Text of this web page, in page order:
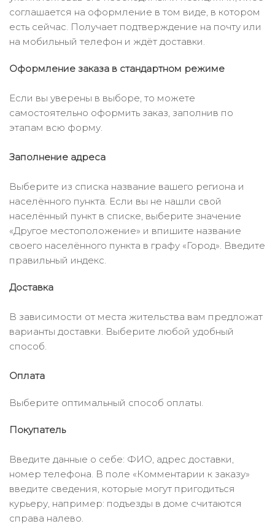
соглашается на оформление в том виде, в котором
есть сейчас. Получает подтверждение на почту или
на мобильный телефон и ждёт доставки.
Оформление заказа в стандартном режиме
Если вы уверены в выборе, то можете
самостоятельно оформить заказ, заполнив по
этапам всю форму.
Заполнение адреса
Выберите из списка название вашего региона и
населённого пункта. Если вы не нашли свой
населённый пункт в списке, выберите значение
«Другое местоположение» и впишите название
своего населённого пункта в графу «Город». Введите
правильный индекс.
Доставка
В зависимости от места жительства вам предложат
варианты доставки. Выберите любой удобный
способ.
Оплата
Выберите оптимальный способ оплаты.
Покупатель
Введите данные о себе: ФИО, адрес доставки,
номер телефона. В поле «Комментарии к заказу»
введите сведения, которые могут пригодиться
курьеру, например: подъезды в доме считаются
справа налево.